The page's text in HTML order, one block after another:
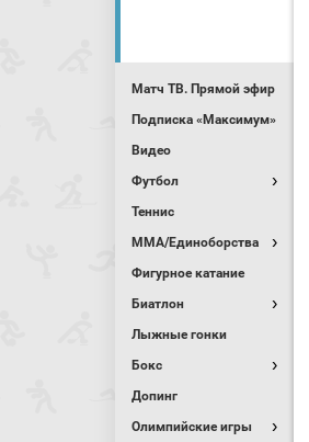
Матч ТВ. Прямой эфир
Подписка «Максимум»
Видео
Футбол
Теннис
MMA/Единоборства
Фигурное катание
Биатлон
Лыжные гонки
Бокс
Допинг
Олимпийские игры